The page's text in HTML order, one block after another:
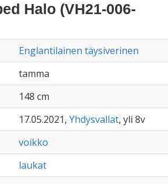
Halo (VH21-006-
Englantilainen täysiverinen
tamma
148 cm
17.05.2021, Yhdysvallat, yli 8v
voikko
laukat